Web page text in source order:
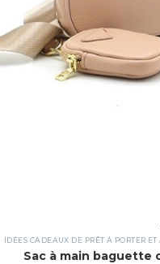
IDÉES CADEAUX DE PRÊT À PORTER ET
Sac à main baguette